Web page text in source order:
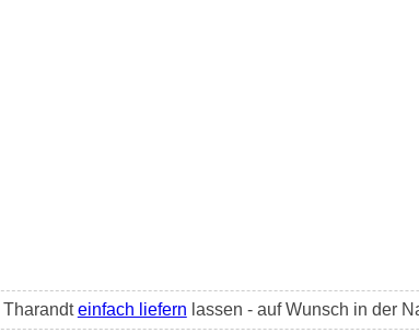
Tharandteinfach liefern lassen - auf Wunsch in der